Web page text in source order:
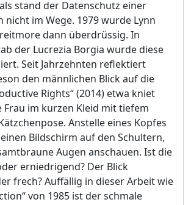
stand der Datenschutz einer
nicht im Wege. 1979 wurde Lynn
dann überdrüssig. In
der Lucrezia Borgia wurde diese
Seit Jahrzehnten reflektiert
den männlichen Blick auf die
Rights“ (2014) etwa kniet
Frau im kurzen Kleid mit tiefem
Anstelle eines Kopfes
Bildschirm auf den Schultern,
Augen anschauen. Ist die
erniedrigend? Der Blick
frech? Auffällig in dieser Arbeit wie
von 1985 ist der schmale